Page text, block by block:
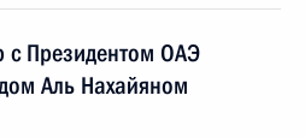
с Президентом ОАЭ
Аль Нахайяном